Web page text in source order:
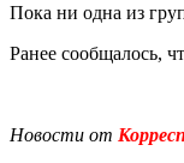
Пока ни одна из
Ранее сообщалось,
Новости от